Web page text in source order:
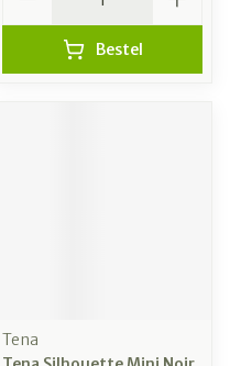
Bestel
Tena